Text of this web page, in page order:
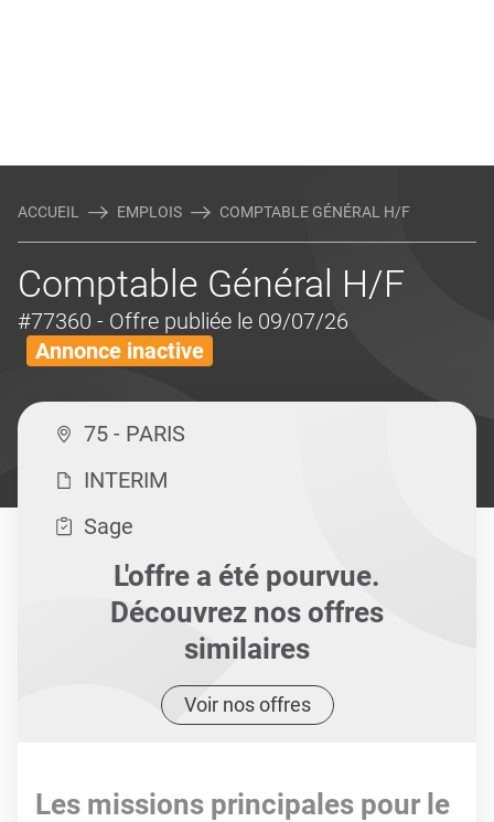
ACCUEIL EMPLOIS COMPTABLE GÉNÉRAL H/F
Comptable Général H/F
#77360 - Offre publiée le 09/07/26
Annonce inactive
75 - PARIS
INTERIM
Sage
L'offre a été pourvue.
Découvrez nos offres
similaires
Voir nos offres
Les missions principales pour le